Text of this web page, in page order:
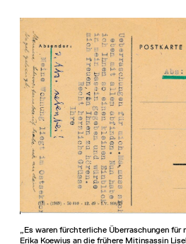
„Es waren fürchterliche Überraschungen
Erika Koewius an die frühere Mitinsassin